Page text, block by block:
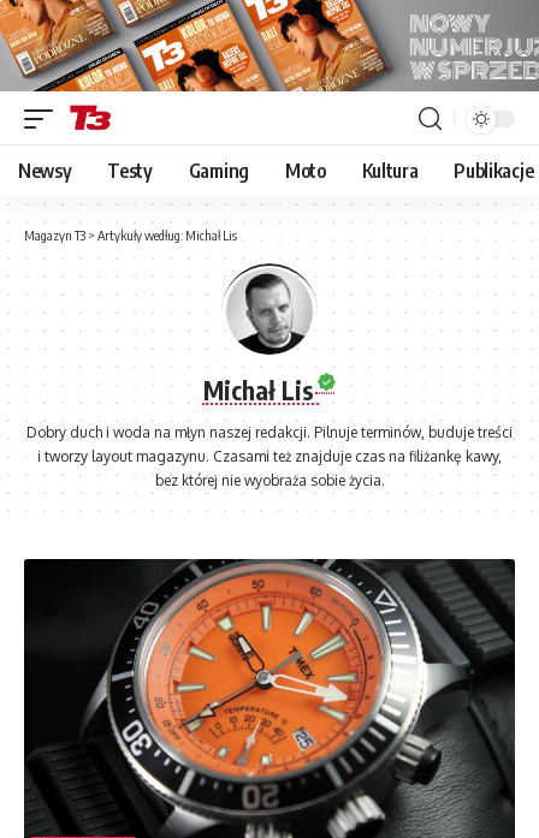
Newsy Testy Gaming Moto Kultura Publikacje
Magazyn T3 > Artykuły według: Michał Lis
Michał Lis
Dobry duch i woda na młyn naszej redakcji. Pilnuje terminów, buduje treści
i tworzy layout magazynu. Czasami też znajduje czas na filiżankę kawy,
bez której nie wyobraża sobie życia.